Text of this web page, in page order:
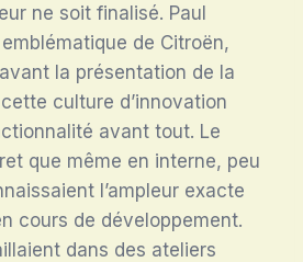
ne soit finalisé. Paul
de Citroën,
la présentation de la
culture d’innovation
avant tout. Le
que même en interne, peu
l’ampleur exacte
cours de développement.
dans des ateliers